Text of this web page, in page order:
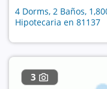
4 Dorms, 2 Baños,
Hipotecaria en 81137
3